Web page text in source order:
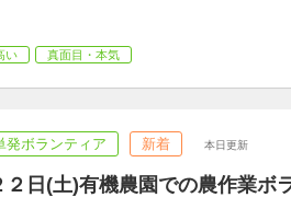
い 真面目・本気
発ボランティア 新着 本日更新
２日(土)有機農園での農作業ボ